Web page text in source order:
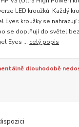
LED kroužků. Každý
Eyes kroužky se nahrazují
se doplňují do světel
Eyes ... celý popis
dlouhodobě